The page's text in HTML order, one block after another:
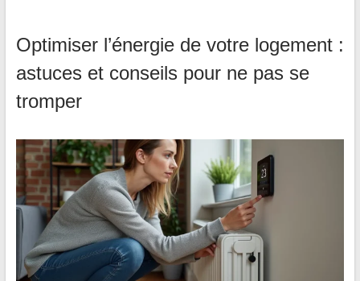
Optimiser l’énergie de votre logement :
astuces et conseils pour ne pas se
tromper